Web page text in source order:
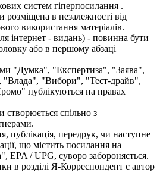
систем гіперпосилання .
в незалежності від
використання матеріалів.
інтернет - видань) - повинна бути
або в першому абзаці
"Думка", "Експертиза", "Заява",
"Влада", "Вибори", "Тест-драйв",
публікуються на правах
створюється спільно з
публікація, передрук, чи наступне
що містить посилання на
EPA / UPG, суворо забороняється.
в розділі Я-Корреспондент є автор